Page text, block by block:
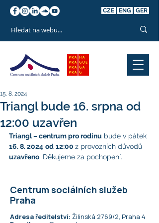
CZE ENG GER
Triangl bude 16. srpna od
12:00 uzavřen
15. 8. 2024
Triangl – centrum pro rodinu bude v pátek
16. 8. 2024 od 12:00 z provozních důvodů
uzavřeno. Děkujeme za pochopení.
Centrum sociálních služeb
Praha
Adresa ředitelství: Žilinská 2769/2, Praha 4​